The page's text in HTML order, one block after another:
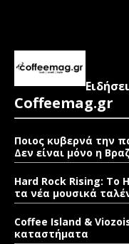
Coffeemag.gr
Ποιος κυβερνά την
Δεν είναι μόνο η
Hard Rock Rising: Το
τα νέα μουσικά
Coffee Island &
καταστήματα